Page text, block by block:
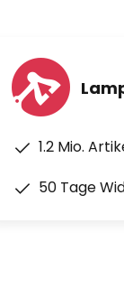
1.2 Mio.
50 Tage